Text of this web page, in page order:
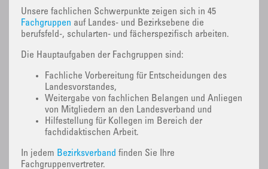
Unsere fachlichen Schwerpunkte zeigen sich in 45
Fachgruppen auf Landes- und Bezirksebene die
berufsfeld-, schularten- und fächerspezifisch arbeiten.
Die Hauptaufgaben der Fachgruppen sind:
Fachliche Vorbereitung für Entscheidungen des
Landesvorstandes,
Weitergabe von fachlichen Belangen und Anliegen
von Mitgliedern an den Landesverband und
Hilfestellung für Kollegen im Bereich der
fachdidaktischen Arbeit.
In jedem Bezirksverband finden Sie Ihre
Fachgruppenvertreter.